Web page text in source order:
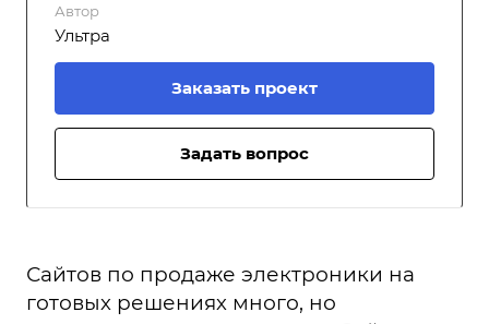
Автор
Ультра
Заказать проект
Задать вопрос
Сайтов по продаже электроники на
готовых решениях много, но